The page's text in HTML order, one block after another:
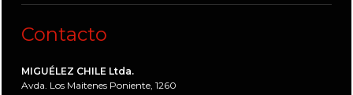
Contacto
MIGUÉLEZ CHILE Ltda.
Avda. Los Maitenes Poniente, 1260